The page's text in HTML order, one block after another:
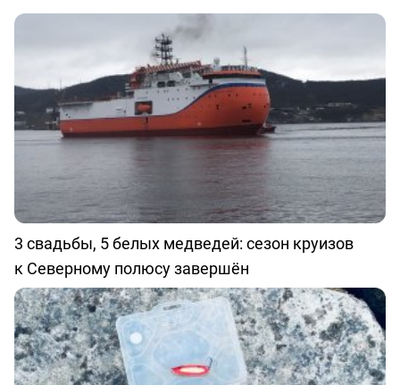
3 свадьбы, 5 белых медведей: сезон круизов
к Северному полюсу завершён